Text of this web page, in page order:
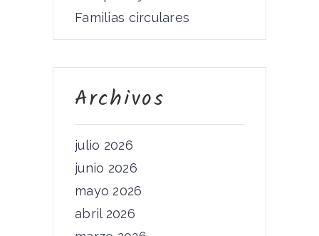
Familias circulares
Archivos
julio 2026
junio 2026
mayo 2026
abril 2026